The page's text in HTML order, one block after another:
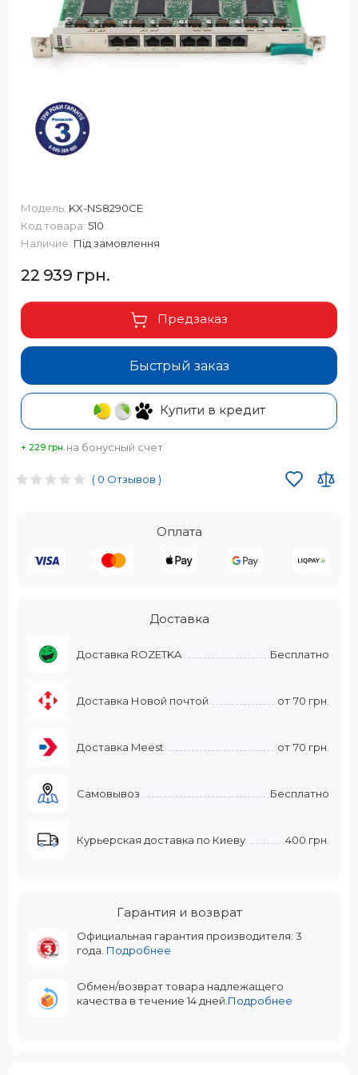
( 0 Отзывов )
Оплата
Доставка
Доставка ROZETKA Бесплатно
Доставка Новой почтой от 70 грн.
Доставка Meest от 70 грн.
Самовывоз Бесплатно
Курьерская доставка по Киеву 400 грн.
Гарантия и возврат
Официальная гарантия производителя: 3
года. Подробнее
Обмен/возврат товара надлежащего
качества в течение 14 дней. Подробнее
Модель: KX-NS8290CE
Код товара: 510
Наличие: Під замовлення
22 939 грн.
Быстрый заказ
Предзаказ
Купити в кредит
+ 229 грн. на бонусный счет